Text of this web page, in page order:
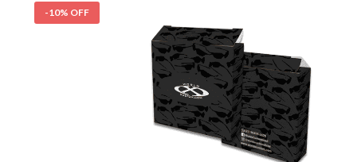
-10% OFF